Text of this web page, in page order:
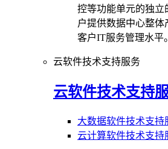
控等功能单元的独立
户提供数据中心整
客户IT服务管理水平。
云软件技术支持服务
云软件技术支持
大数据软件技术支持
云计算软件技术支持